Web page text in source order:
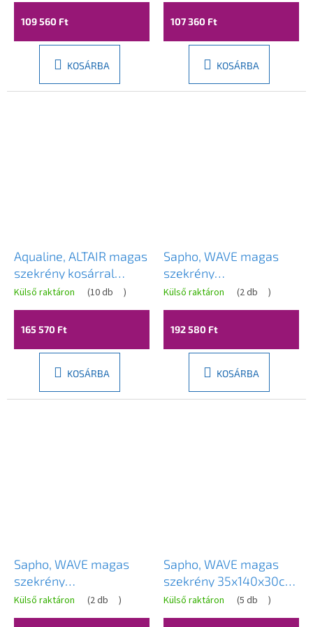
SDI_NSL1
109 560 Ft
KOSÁRBA
SDI_6SL1
107 360 Ft
KOSÁRBA
Aqualine, ALTAIR magas
szekrény kosárral
40x184x31cm, matt
fekete, jobbos, AI685R
Külső raktáron (10 db )
165 570 Ft
KOSÁRBA
Sapho, WAVE magas
szekrény
40x140x20cm,
bal/jobb, fehér/cuneo
tölgy, WA250-3025
Külső raktáron (2 db )
192 580 Ft
KOSÁRBA
Sapho, WAVE magas
szekrény
40x140x20cm,
bal/jobb,
Külső raktáron (2 db )
Sapho, WAVE magas
szekrény 35x140x30cm,
bal/jobb, fehér/cuneo
tölgy, WA245-3025
Külső raktáron (5 db )